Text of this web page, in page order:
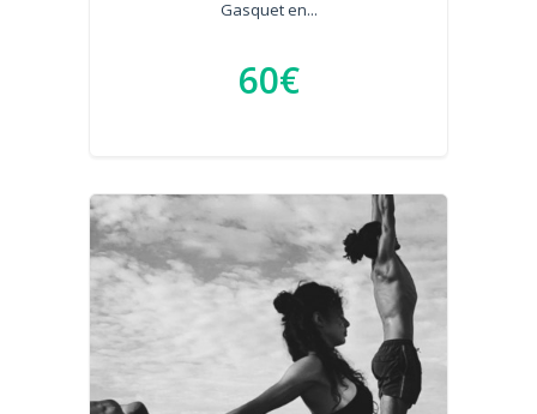
Gasquet en...
60€